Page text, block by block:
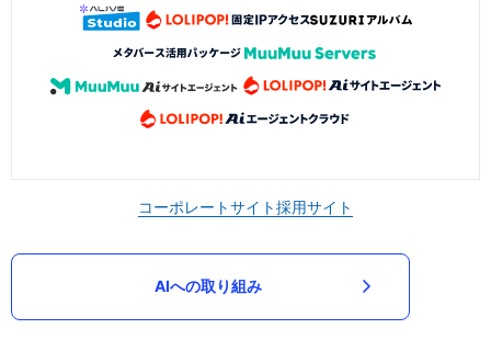
コーポレートサイト採用サイト
AIへの取り組み